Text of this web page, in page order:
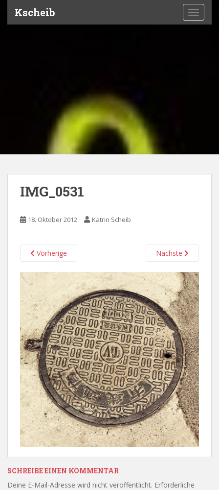
Kscheib
IMG_0531
18. Oktober 2012 Katrin Scheib
Vorherige Nächste
SCHREIBE EINEN KOMMENTAR
Deine E-Mail-Adresse wird nicht veröffentlicht. Erforderliche